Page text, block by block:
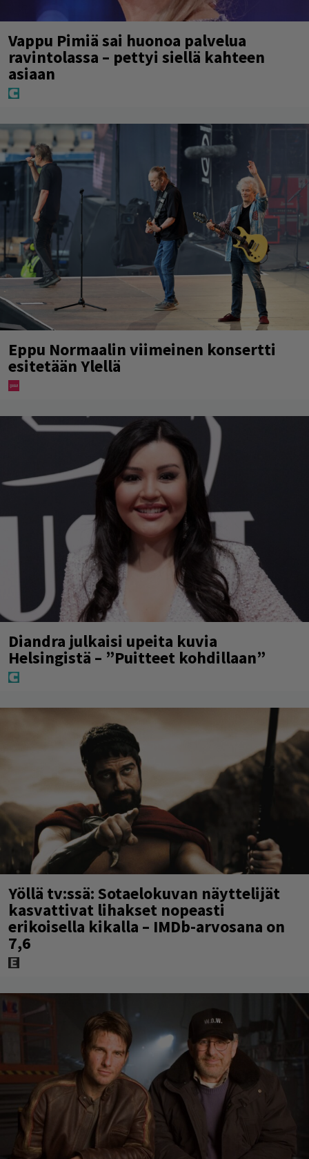
Vappu Pimiä sai huonoa palvelua
ravintolassa – pettyi siellä kahteen
asiaan
Eppu Normaalin viimeinen konsertti
esitetään Ylellä
Diandra julkaisi upeita kuvia
Helsingistä – ”Puitteet kohdillaan”
Yöllä tv:ssä: Sotaelokuvan näyttelijät
kasvattivat lihakset nopeasti
erikoisella kikalla – IMDb-arvosana on
7,6